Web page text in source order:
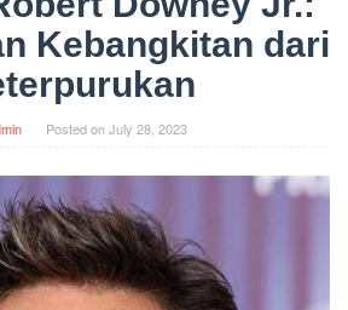
Kebangkitan dari
Posted onJuly 28, 2023